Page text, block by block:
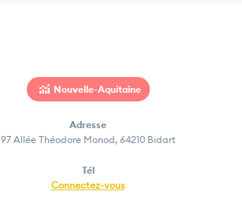
Nouvelle-Aquitaine
Adresse
97 Allée Théodore Monod, 64210 Bidart
Tél
Connectez-vous